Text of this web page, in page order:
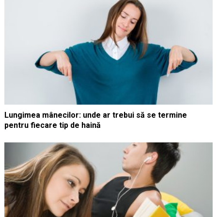
Lungimea mânecilor: unde ar trebui să se termine
pentru fiecare tip de haină